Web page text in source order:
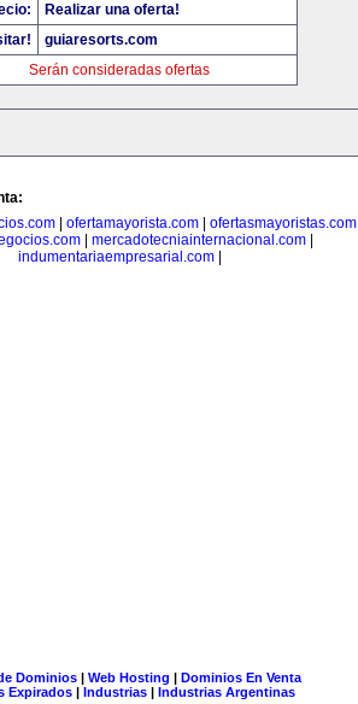
Realizar una oferta!
guiaresorts.com
Serán consideradas ofertas
ofertamayorista.com ofertasmayoristas.com
| mercadotecniainternacional.com|
indumentariaempresarial.com|
Dominios| Web Hosting | Dominios En Venta
Expirados | Industrias | Industrias Argentinas